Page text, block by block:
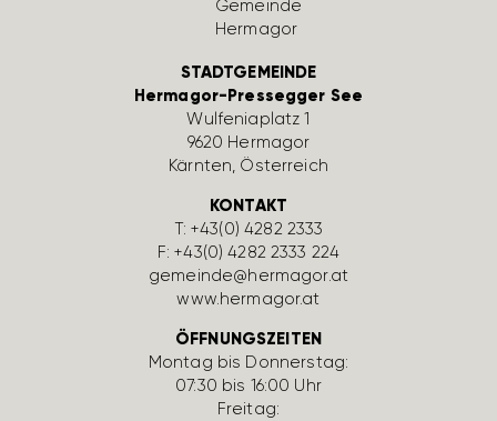
STADTGEMEINDE
Hermagor-Pressegger See
Wulfe­nia­platz 1
9620 Hermagor
Kärnten, Öster­reich
KONTAKT
T:+43(0) 4282 2333
F: +43(0) 4282 2333 224
gemeinde@hermagor.at
www.hermagor.at
ÖFFNUNGSZEITEN
Montag bis Donnerstag:
07:30 bis 16:00 Uhr
Freitag: